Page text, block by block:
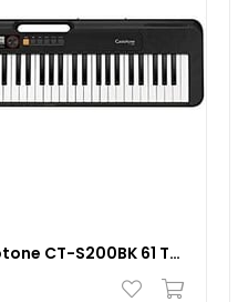
Casio Casiotone CT-S200BK 61 Tuşlu Org (Siyah)